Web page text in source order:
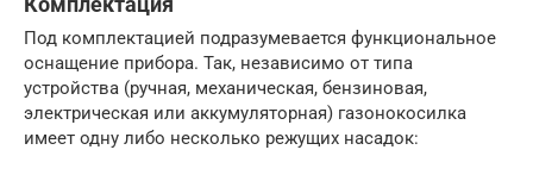
Под комплектацией подразумевается функциональное
оснащение прибора. Так, независимо от типа
устройства (ручная, механическая, бензиновая,
электрическая или аккумуляторная) газонокосилка
имеет одну либо несколько режущих насадок: